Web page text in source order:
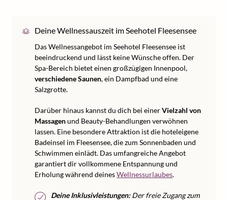
Deine Wellnessauszeit im Seehotel Fleesensee
Das Wellnessangebot im Seehotel Fleesensee ist
beeindruckend und lässt keine Wünsche offen. Der
Spa-Bereich bietet einen großzügigen Innenpool,
verschiedene Saunen, ein Dampfbad und eine
Salzgrotte.
Darüber hinaus kannst du dich bei einerVielzahl von
Massagenund Beauty-Behandlungen verwöhnen
lassen. Eine besondere Attraktion ist die hoteleigene
Badeinsel im Fleesensee, die zum Sonnenbaden und
Schwimmen einlädt. Das umfangreiche Angebot
garantiert dir vollkommene Entspannung und
Erholung während deinesWellnessurlaubes.
Deine Inklusivleistungen:Der freie Zugang zum